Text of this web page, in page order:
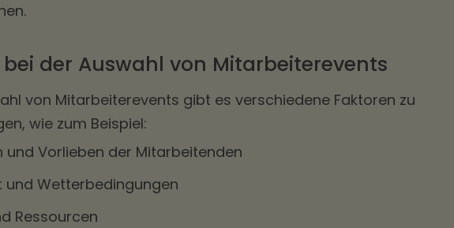
der Auswahl von Mitarbeiterevents
von Mitarbeiterevents gibt es verschiedene Faktoren zu
wie zum Beispiel:
und Vorlieben der Mitarbeitenden
und Wetterbedingungen
Ressourcen